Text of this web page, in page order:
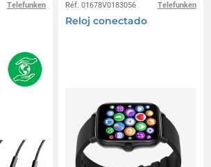
Telefunken Telefunken
Réf. 01678V0183056
Reloj conectado